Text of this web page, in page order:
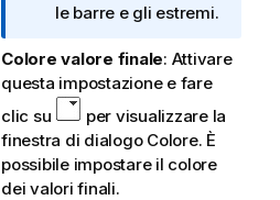
t
i
n
o
r
m
le barre e gli estremi.
Colore valore finale: Attivare
questa impostazione e fare
clic su
per visualizzare la
finestra di dialogo Colore. È
possibile impostare il colore
dei valori finali.